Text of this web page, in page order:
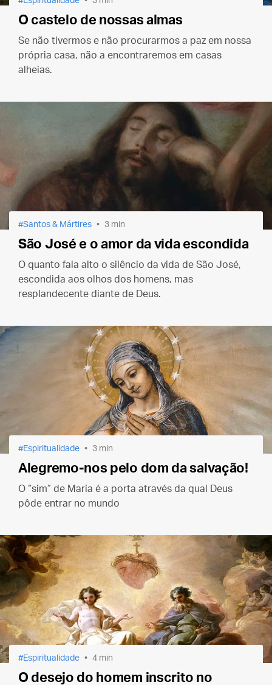
O castelo de nossas almas
Se não tivermos e não procurarmos a paz em nossa
própria casa, não a encontraremos em casas
alheias.
Santos & Mártires 3 min
São José e o amor da vida escondida
O quanto fala alto o silêncio da vida de São José,
escondida aos olhos dos homens, mas
resplandecente diante de Deus.
Espiritualidade 3 min
Alegremo-nos pelo dom da salvação!
O “sim” de Maria é a porta através da qual Deus
pôde entrar no mundo
Espiritualidade 4 min
O desejo do homem inscrito no